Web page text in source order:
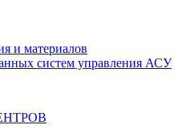
и материалов
систем управления АСУ